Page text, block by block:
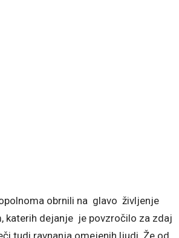
obrnili na glavo življenje
dejanje je povzročilo za zdaj
tudi ravnanja omejenih ljudi. Že od